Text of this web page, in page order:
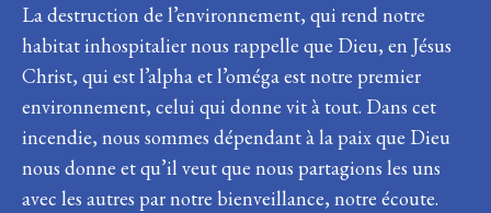
La destruction de l’environnement, qui rend notre
habitat inhospitalier nous rappelle que Dieu, en Jésus
Christ, qui est l’alpha et l’oméga est notre premier
environnement, celui qui donne vit à tout. Dans cet
incendie, nous sommes dépendant à la paix que Dieu
nous donne et qu’il veut que nous partagions les uns
avec les autres par notre bienveillance, notre écoute.